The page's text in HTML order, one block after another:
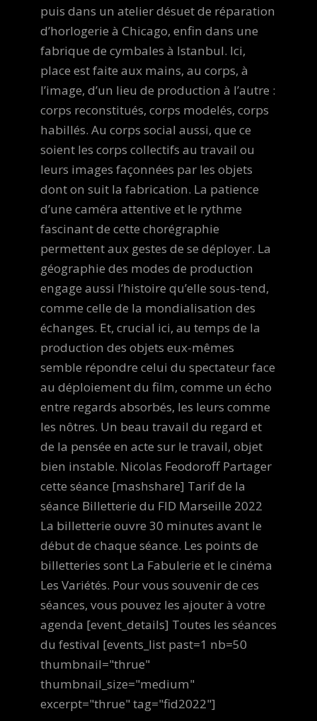
puis dans un atelier désuet de réparation
d’horlogerie à Chicago, enfin dans une
fabrique de cymbales à Istanbul. Ici,
place est faite aux mains, au corps, à
l’image, d’un lieu de production à l’autre :
corps reconstitués, corps modelés, corps
habillés. Au corps social aussi, que ce
soient les corps collectifs au travail ou
leurs images façonnées par les objets
dont on suit la fabrication. La patience
d’une caméra attentive et le rythme
fascinant de cette chorégraphie
permettent aux gestes de se déployer. La
géographie des modes de production
engage aussi l’histoire qu’elle sous-tend,
comme celle de la mondialisation des
échanges. Et, crucial ici, au temps de la
production des objets eux-mêmes
semble répondre celui du spectateur face
au déploiement du film, comme un écho
entre regards absorbés, les leurs comme
les nôtres. Un beau travail du regard et
de la pensée en acte sur le travail, objet
bien instable. Nicolas Feodoroff Partager
cette séance [mashshare] Tarif de la
séance Billetterie du FID Marseille 2022
La billetterie ouvre 30 minutes avant le
début de chaque séance. Les points de
billetteries sont La Fabulerie et le cinéma
Les Variétés. Pour vous souvenir de ces
séances, vous pouvez les ajouter à votre
agenda [event_details] Toutes les séances
du festival [events_list past=1 nb=50
thumbnail="thrue"
thumbnail_size="medium"
excerpt="thrue" tag="fid2022"]